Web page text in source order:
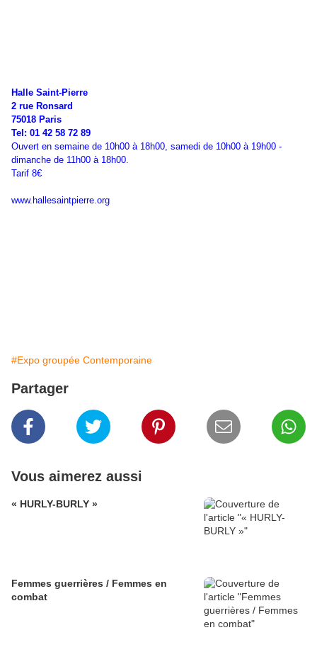
Halle Saint-Pierre
2 rue Ronsard
75018 Paris
Tel: 01 42 58 72 89
Ouvert en semaine de 10h00 à 18h00, samedi de 10h00 à 19h00 -
dimanche de 11h00 à 18h00.
Tarif 8€
www.hallesaintpierre.org
#Expo groupée Contemporaine
Partager
Vous aimerez aussi
« HURLY-BURLY »
Femmes guerrières / Femmes en
combat